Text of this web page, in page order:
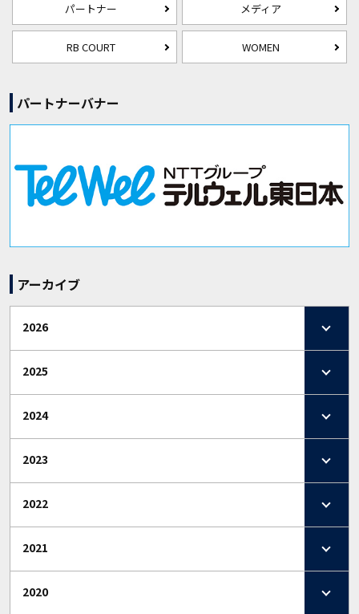
パートナー メディア
RB COURT WOMEN
パートナーバナー
アーカイブ
2026
2025
2024
2023
2022
2021
2020